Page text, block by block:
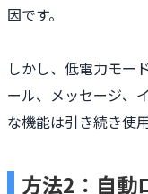
因です。
しかし、低電力モー
ール、メッセージ、
な機能は引き続き使
方法2：自動